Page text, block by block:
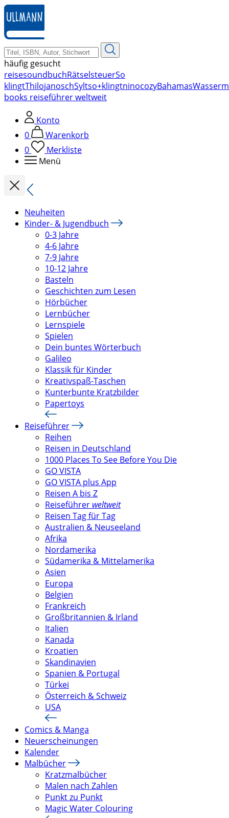
zum
Hauptinhalt
springen
häufig gesucht
reisesoundbuchRätselsteuerSo
klingtThilojanoschSyltso+klingtninocozyBahamas
books reiseführer weltweit
Konto
0
Warenkorb
0
Merkliste
Menü
Neuheiten
Kinder- & Jugendbuch
0-3 Jahre
4-6 Jahre
7-9 Jahre
10-12 Jahre
Basteln
Geschichten zum Lesen
Hörbücher
Lernbücher
Lernspiele
Spielen
Dein buntes Wörterbuch
Galileo
Klassik für Kinder
Kreativspaß-Taschen
Kunterbunte Kratzbilder
Papertoys
Reiseführer
Reihen
Reisen in Deutschland
1000 Places To See Before You Die
GO VISTA
GO VISTA plus App
Reisen A bis Z
Reiseführer weltweit
Reisen Tag für Tag
Australien & Neuseeland
Afrika
Nordamerika
Südamerika & Mittelamerika
Asien
Europa
Belgien
Frankreich
Großbritannien & Irland
Italien
Kanada
Kroatien
Skandinavien
Spanien & Portugal
Türkei
Österreich & Schweiz
USA
Comics & Manga
Neuerscheinungen
Kalender
Malbücher
Kratzmalbücher
Malen nach Zahlen
Punkt zu Punkt
Magic Water Colouring